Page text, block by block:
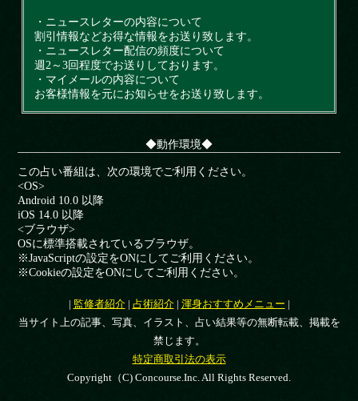
・ニュースレターの内容について
割引情報などお得な情報をお送り致します。
・ニュースレター配信の頻度について
週2～3回程度でお送りしております。
・マイメールの内容について
お客様情報を元にお知らせをお送り致します。
◆動作環境◆
この占い番組は、次の環境でご利用ください。
<OS>
Android 10.0 以降
iOS 14.0 以降
<ブラウザ>
OSに標準搭載されているブラウザ。
※JavaScriptの設定をONにしてご利用ください。
※Cookieの設定をONにしてご利用ください。
| 監修者紹介 | 占術紹介 | 渾身おすすめメニュー |
当サイト上の記事、写真、イラスト、占い結果等の無断転載、掲載を
禁じます。
特定商取引法の表示
Copyright（C) Concourse.Inc. All Rights Reserved.